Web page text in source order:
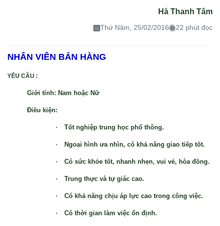
Hà Thanh Tâm
Thứ Năm, 25/02/2016 22 phút đọc
NHÂN VIÊN BÁN HÀNG
YÊU CẦU :
Giới tính: Nam hoặc Nữ
Điều kiện:
· Tốt nghiệp trung học phổ thông.
· Ngoại hình ưa nhìn, có khả năng giao tiếp tốt.
· Có sức khỏe tốt, nhanh nhẹn, vui vẻ, hòa đồng.
· Trung thực và tự giác cao.
· Có khả năng chịu áp lực cao trong công việc.
· Có thời gian làm việc ổn định.